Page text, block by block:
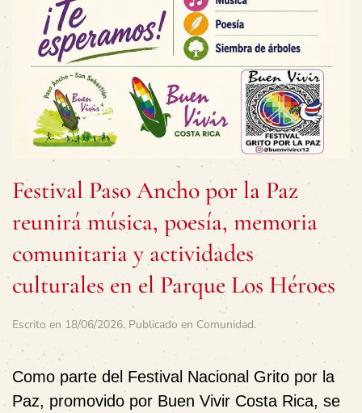
Festival Paso Ancho por la Paz
reunirá música, poesía, memoria
comunitaria y actividades
culturales en el Parque Los Héroes
Escrito en 18/06/2026. Publicado en Comunidad.
Como parte del Festival Nacional Grito por la
Paz, promovido por Buen Vivir Costa Rica, se